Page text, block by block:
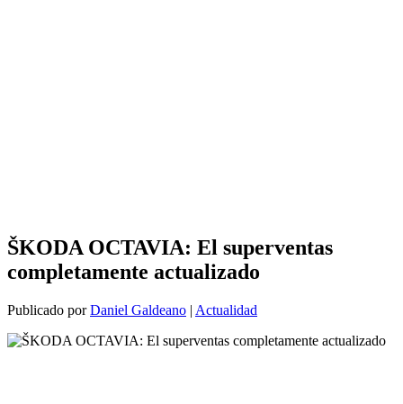
ŠKODA OCTAVIA: El superventas
completamente actualizado
Publicado porDaniel Galdeano | Actualidad